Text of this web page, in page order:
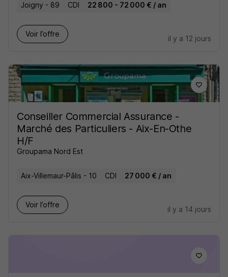
Joigny - 89 CDI 22 800 - 72 000 € / an
Voir l’offre
il y a 12 jours
Conseiller Commercial Assurance -
Marché des Particuliers - Aix-En-Othe
H/F
Groupama Nord Est
Aix-Villemaur-Pâlis - 10 CDI 27 000 € / an
Voir l’offre
il y a 14 jours